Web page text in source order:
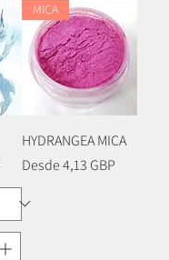
MICA
HYDRANGEA MICA
Desde4,13 GBP
Precio de oferta